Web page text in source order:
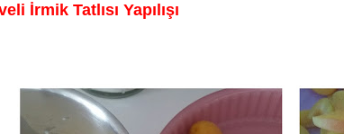
İrmik Tatlısı Yapılışı